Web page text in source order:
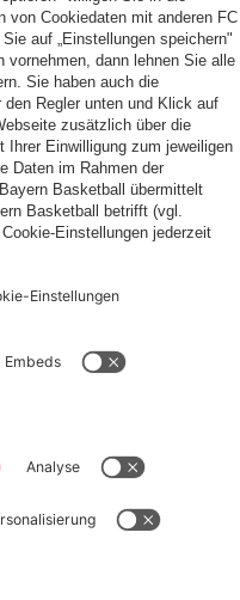
Media Center Jobs